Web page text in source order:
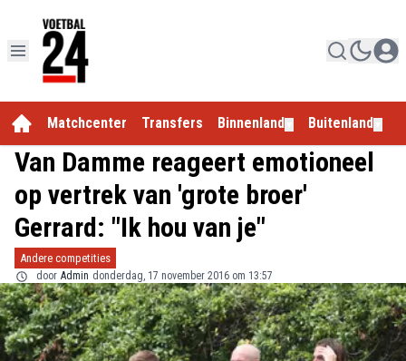
Matchcenter Transfers Binnenland Buitenland
Van Damme reageert emotioneel
op vertrek van 'grote broer'
Gerrard: "Ik hou van je"
Andere competities
door Admin donderdag, 17 november 2016 om 13:57